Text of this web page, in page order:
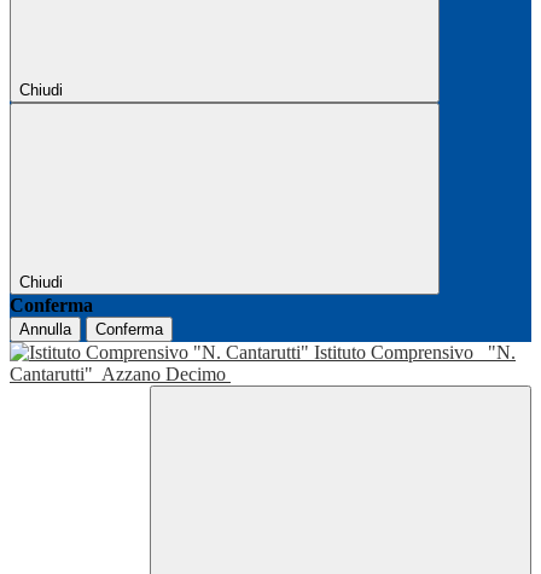
Chiudi
Chiudi
Conferma
Annulla Conferma
Istituto Comprensivo
"N.
Cantarutti" Azzano Decimo